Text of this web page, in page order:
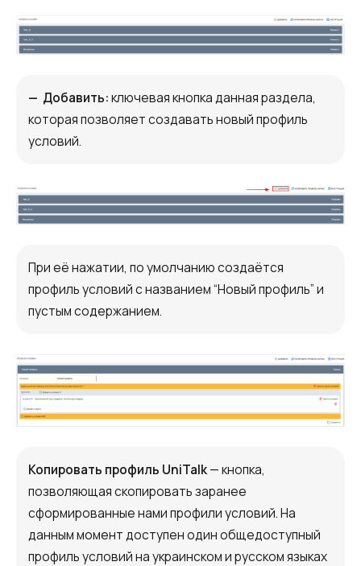
Синтез речи
Голосовое приветствие
Сервис подтверждения номера
телефона
Интеграция с IP телефонией
Телефонная аналитика для бизнеса
— Добавить:ключевая кнопка данная раздела,
которая позволяет создавать новый профиль
условий.
При её нажатии, по умолчанию создаётся
профиль условий с названием “Новый профиль” и
пустым содержанием.
Копировать профиль UniTalk— кнопка,
позволяющая скопировать заранее
сформированные нами профили условий. На
данным момент доступен один общедоступный
профиль условий на украинском и русском языках